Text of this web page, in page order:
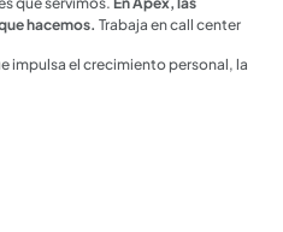
hacemos. Trabaja en call center
impulsa el crecimiento personal, la